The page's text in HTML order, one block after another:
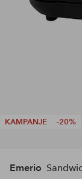
KAMPANJE -20%
Emerio